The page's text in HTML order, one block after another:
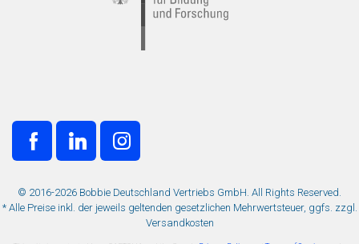
© 2016-2026 Bobbie Deutschland Vertriebs GmbH. All Rights Reserved.
* Alle Preise inkl. der jeweils geltenden gesetzlichen Mehrwertsteuer, ggfs. zzgl.
Versandkosten